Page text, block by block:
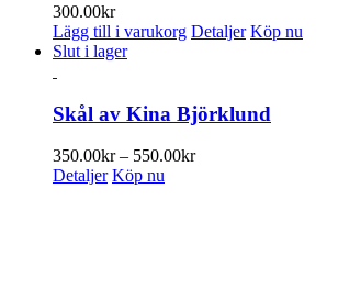
300.00kr
Lägg till i varukorg Detaljer Köp nu
Slut i lager
Skål av Kina Björklund
350.00kr – 550.00krPrisintervall:
Detaljer Köp nu